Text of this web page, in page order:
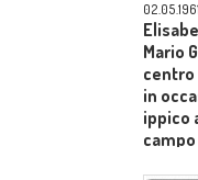
02.05.1961
Mario
centro
in
ippico